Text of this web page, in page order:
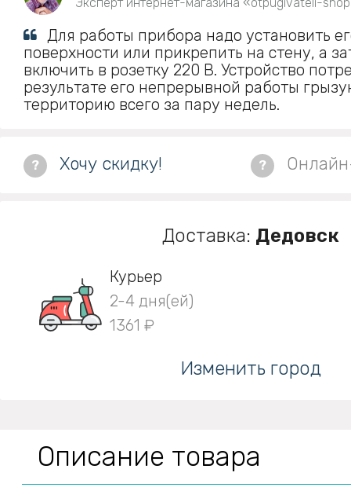
Для работы прибора надо установить
поверхности или прикрепить на стену, а
включить в розетку 220 В. Устройство
результате его непрерывной работы
территорию всего за пару недель.
? Хочу скидку! ?
Доставка: Дедовск
Курьер
2-4 дня(ей)
1361 ₽
Изменить город
Описание товара